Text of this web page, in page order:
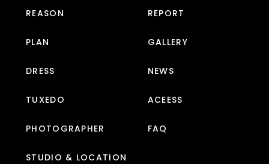
REASON
PLAN
DRESS
TUXEDO
PHOTOGRAPHER
STUDIO & LOCATION
REPORT
GALLERY
NEWS
ACEESS
FAQ